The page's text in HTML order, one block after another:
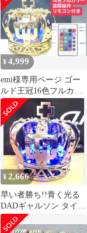
¥4,999
emi様専用ページ ゴー
ルド王冠16色フルカラ
ー遠隔操作リモコン付
き4999円
¥2,666
早い者勝ち!!青く光る
DADギャルソン タイプ
CROWN王冠